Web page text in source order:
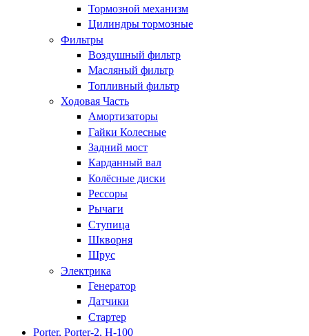
Тормозной механизм
Цилиндры тормозные
Фильтры
Воздушный фильтр
Масляный фильтр
Топливный фильтр
Ходовая Часть
Амортизаторы
Гайки Колесные
Задний мост
Карданный вал
Колёсные диски
Рессоры
Рычаги
Ступица
Шкворня
Шрус
Электрика
Генератор
Датчики
Стартер
Porter, Porter-2, H-100